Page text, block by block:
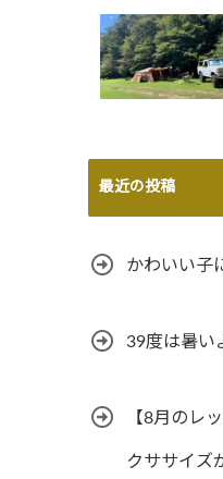
最近の投稿
かわいい子
39度は暑い
【8月のレ
クササイズ